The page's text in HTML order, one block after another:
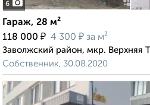
6
Гараж, 28 м²
118 000 ₽ 4 300 ₽ за м²
Заволжский район, мкр. Верхняя
Собственник, 30.08.2020